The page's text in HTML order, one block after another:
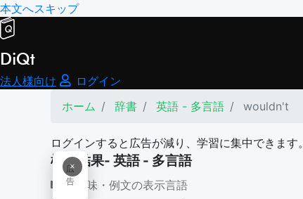
本文へスキップ
DiQt
法人様向け
ログイン
ホーム
辞書 英語 - 多言語 wouldn't
ログインすると広告が減り、学習に集中できます。
×
広
告
検索結果- 英語 - 多言語
意味・例文の表示言語